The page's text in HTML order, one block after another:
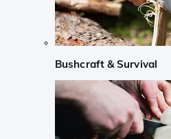
Bushcraft & Survival